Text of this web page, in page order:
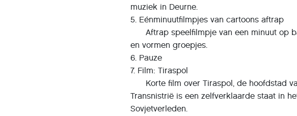
muziek in Deurne.
5. Eénminuutfilmpjes van cartoons aftrap
Aftrap speelfilmpje van een minuut op
en vormen groepjes.
6. Pauze
7. Film: Tiraspol
Korte film over Tiraspol, de hoofdstad
Transnistrië is een zelfverklaarde staat in
Sovjetverleden.